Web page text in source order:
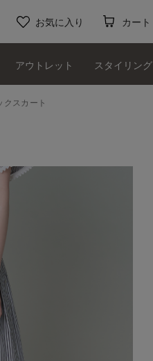
お気に入り カート
アウトレット スタイリング
クスカート